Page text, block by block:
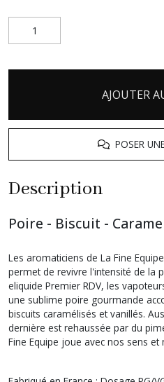
AJOUTER
POSER
Description
Poire - Biscuit -
Les aromaticiens de La Fine
permet de revivre l'intensité de la
eliquide Premier RDV, les
une sublime poire gourmande
biscuits caramélisés et vanillés.
dernière est rehaussée par du
Fine Equipe joue avec nos sens et